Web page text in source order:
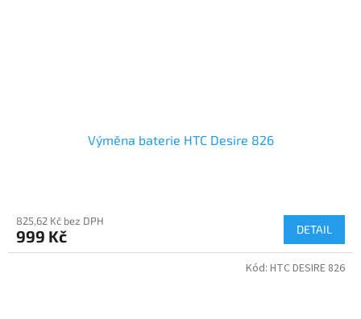
Výměna baterie HTC Desire 826
825,62 Kč bez DPH
999 Kč DETAIL
Kód: HTC DESIRE 826